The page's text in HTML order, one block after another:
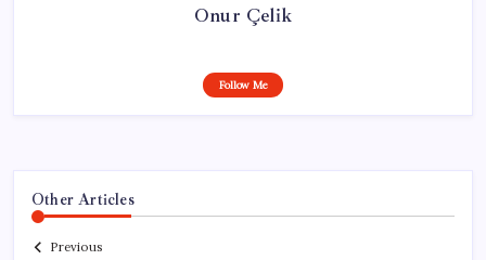
Onur Çelik
Follow Me
Other Articles
Previous